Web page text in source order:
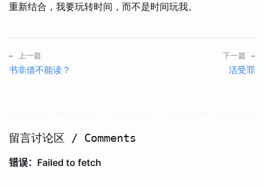
重新结合，我要玩转时间，而不是时间玩我。
← 上一篇
书非借不能读？
下一篇 →
活受罪
留言讨论区 / Comments